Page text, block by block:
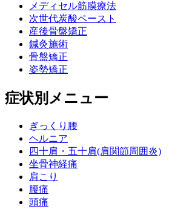
メディセル筋膜療法
次世代炭酸ペースト
産後骨盤矯正
鍼灸施術
骨盤矯正
姿勢矯正
症状別メニュー
ぎっくり腰
ヘルニア
四十肩・五十肩(肩関節周囲炎)
坐骨神経痛
肩こり
腰痛
頭痛